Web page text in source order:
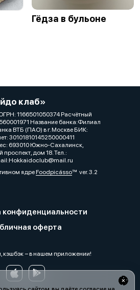
Гёдза в бульоне
клаб»
1166501050374 Расчётный
Название банка:Филиал
ВТБ (ПАО) в г. Москве БИК:
30101810145250000411
693010 Южно-Сахалинск,
дом 18. Тел.:
ядреFoodpicássover. 3.2
конфиденциальности
оферта
кэшбэк − в нашем приложении!